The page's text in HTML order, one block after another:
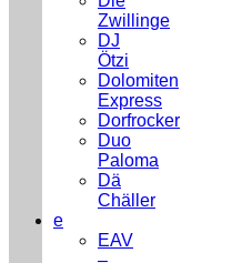
Zwillinge
DJ
Ötzi
Dolomiten
Express
Dorfrocker
Duo
Paloma
Dä
Chäller
e
EAV